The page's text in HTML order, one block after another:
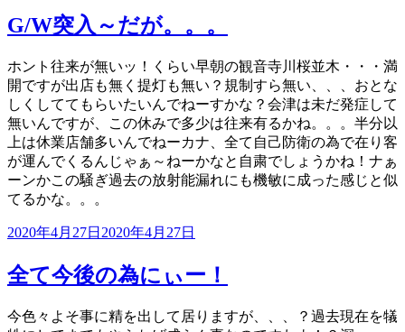
日:
G/W突入～だが。。。
ホント往来が無いッ！くらい早朝の観音寺川桜並木・・・満
開ですが出店も無く提灯も無い？規制すら無い、、、おとな
しくしててもらいたいんでねーすかな？会津は未だ発症して
無いんですが、この休みで多少は往来有るかね。。。半分以
上は休業店舗多いんでねーカナ、全て自己防衛の為で在り客
が運んでくるんじゃぁ～ねーかなと自粛でしょうかね！ナぁ
ーンかこの騒ぎ過去の放射能漏れにも機敏に成った感じと似
てるかな。。。
投
日:
2020年4月27日 2020年4月27日
全て今後の為にぃー！
今色々よそ事に精を出して居りますが、、、？過去現在を犠